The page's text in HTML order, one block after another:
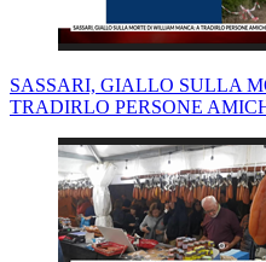
SASSARI, GIALLO SULLA
TRADIRLO PERSONE